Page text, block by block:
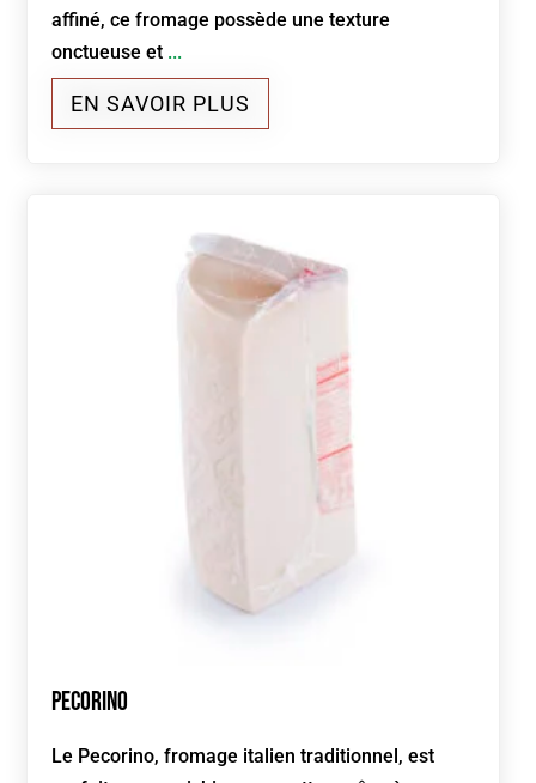
affiné, ce fromage possède une texture
onctueuse et ...
EN SAVOIR PLUS
Pecorino
Le Pecorino, fromage italien traditionnel, est